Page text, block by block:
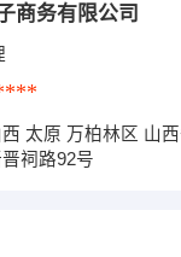
商务有限公司
西 太原 万柏林区 山
祠路92号